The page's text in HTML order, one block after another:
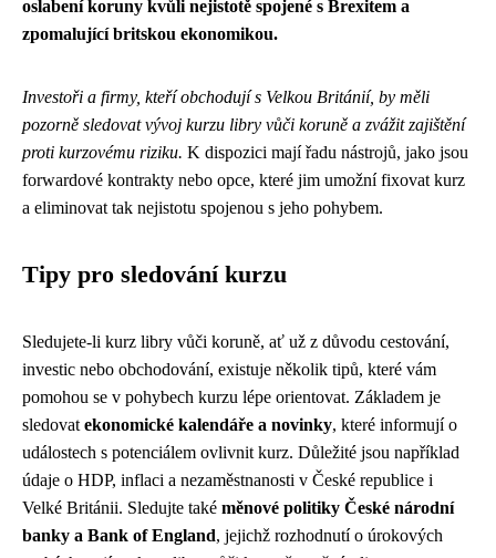
oslabení koruny kvůli nejistotě spojené s Brexitem a
zpomalující britskou ekonomikou.
Investoři a firmy, kteří obchodují s Velkou Británií, by měli
pozorně sledovat vývoj kurzu libry vůči koruně a zvážit zajištění
proti kurzovému riziku. K dispozici mají řadu nástrojů, jako jsou
forwardové kontrakty nebo opce, které jim umožní fixovat kurz
a eliminovat tak nejistotu spojenou s jeho pohybem.
Tipy pro sledování kurzu
Sledujete-li kurz libry vůči koruně, ať už z důvodu cestování,
investic nebo obchodování, existuje několik tipů, které vám
pomohou se v pohybech kurzu lépe orientovat. Základem je
sledovat ekonomické kalendáře a novinky, které informují o
událostech s potenciálem ovlivnit kurz. Důležité jsou například
údaje o HDP, inflaci a nezaměstnanosti v České republice i
Velké Británii. Sledujte také měnové politiky České národní
banky a Bank of England, jejichž rozhodnutí o úrokových